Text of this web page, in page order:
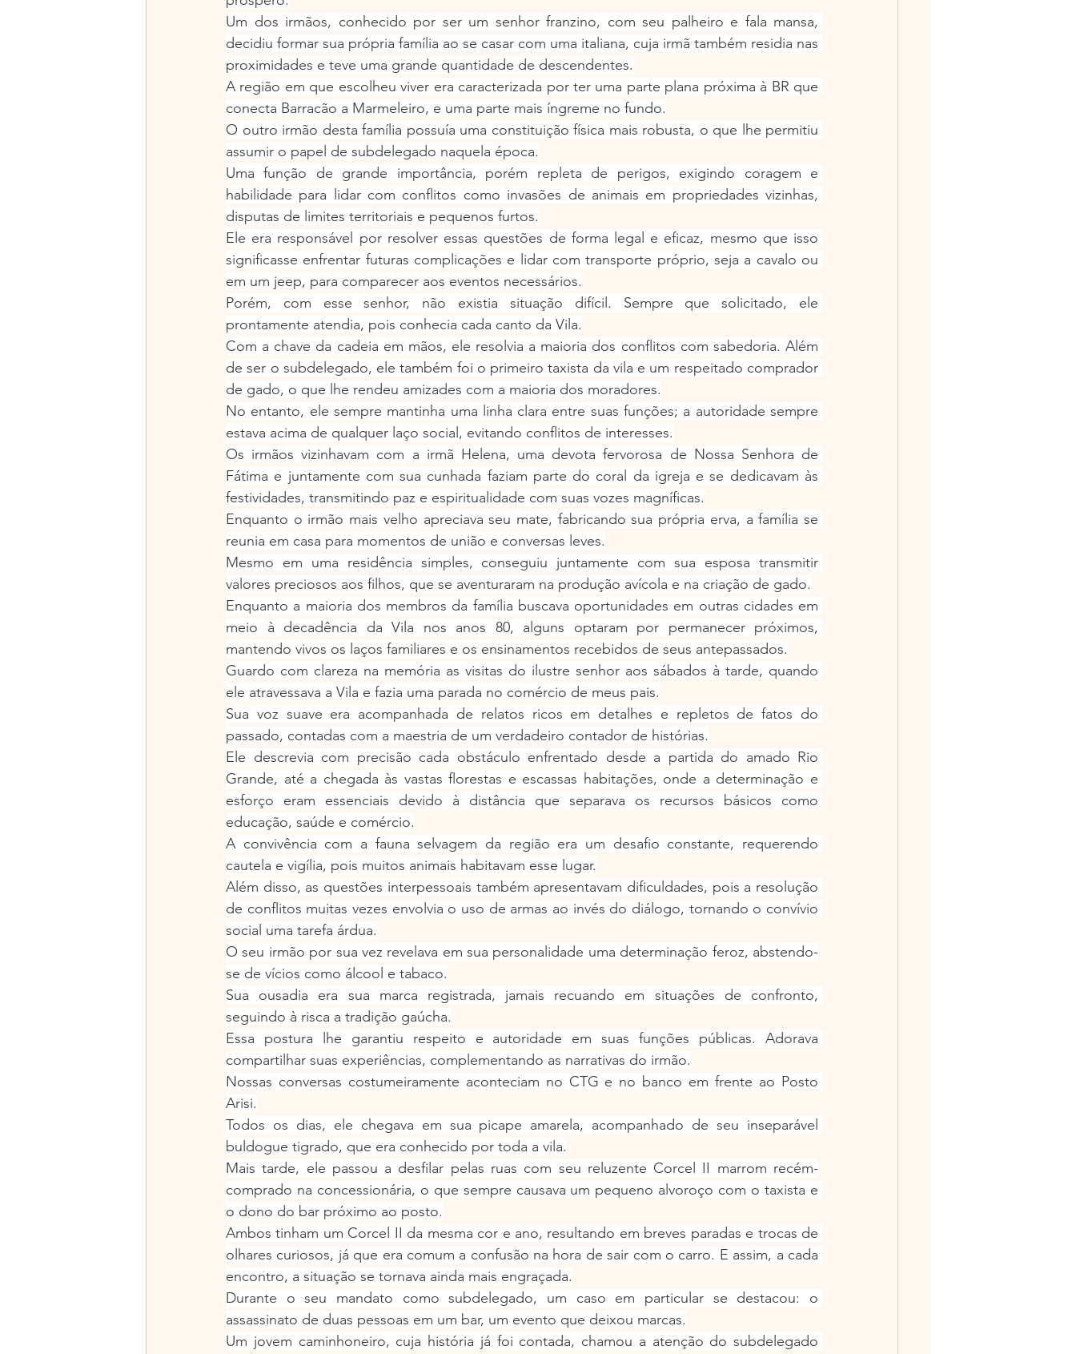
Um dos irmãos, conhecido por ser um senhor franzino, com seu palheiro e fala mansa,
decidiu formar sua própria família ao se casar com uma italiana, cuja irmã também residia nas
proximidades e teve uma grande quantidade de descendentes.
A região em que escolheu viver era caracterizada por ter uma parte plana próxima à BR que
conecta Barracão a Marmeleiro, e uma parte mais íngreme no fundo.
O outro irmão desta família possuía uma constituição física mais robusta, o que lhe permitiu
assumir o papel de subdelegado naquela época.
Uma função de grande importância, porém repleta de perigos, exigindo coragem e
habilidade para lidar com conflitos como invasões de animais em propriedades vizinhas,
disputas de limites territoriais e pequenos furtos.
Ele era responsável por resolver essas questões de forma legal e eficaz, mesmo que isso
significasse enfrentar futuras complicações e lidar com transporte próprio, seja a cavalo ou
em um jeep, para comparecer aos eventos necessários.
Porém, com esse senhor, não existia situação difícil. Sempre que solicitado, ele
prontamente atendia, pois conhecia cada canto da Vila.
Com a chave da cadeia em mãos, ele resolvia a maioria dos conflitos com sabedoria. Além
de ser o subdelegado, ele também foi o primeiro taxista da vila e um respeitado comprador
de gado, o que lhe rendeu amizades com a maioria dos moradores.
No entanto, ele sempre mantinha uma linha clara entre suas funções; a autoridade sempre
estava acima de qualquer laço social, evitando conflitos de interesses.
Os irmãos vizinhavam com a irmã Helena, uma devota fervorosa de Nossa Senhora de
Fátima e juntamente com sua cunhada faziam parte do coral da igreja e se dedicavam às
festividades, transmitindo paz e espiritualidade com suas vozes magníficas.
Enquanto o irmão mais velho apreciava seu mate, fabricando sua própria erva, a família se
reunia em casa para momentos de união e conversas leves.
Mesmo em uma residência simples, conseguiu juntamente com sua esposa transmitir
valores preciosos aos filhos, que se aventuraram na produção avícola e na criação de gado.
Enquanto a maioria dos membros da família buscava oportunidades em outras cidades em
meio à decadência da Vila nos anos 80, alguns optaram por permanecer próximos,
mantendo vivos os laços familiares e os ensinamentos recebidos de seus antepassados.
Guardo com clareza na memória as visitas do ilustre senhor aos sábados à tarde, quando
ele atravessava a Vila e fazia uma parada no comércio de meus pais.
Sua voz suave era acompanhada de relatos ricos em detalhes e repletos de fatos do
passado, contadas com a maestria de um verdadeiro contador de histórias.
Ele descrevia com precisão cada obstáculo enfrentado desde a partida do amado Rio
Grande, até a chegada às vastas florestas e escassas habitações, onde a determinação e
esforço eram essenciais devido à distância que separava os recursos básicos como
educação, saúde e comércio.
A convivência com a fauna selvagem da região era um desafio constante, requerendo
cautela e vigília, pois muitos animais habitavam esse lugar.
Além disso, as questões interpessoais também apresentavam dificuldades, pois a resolução
de conflitos muitas vezes envolvia o uso de armas ao invés do diálogo, tornando o convívio
social uma tarefa árdua.
O seu irmão por sua vez revelava em sua personalidade uma determinação feroz, abstendo-
se de vícios como álcool e tabaco.
Sua ousadia era sua marca registrada, jamais recuando em situações de confronto,
seguindo à risca a tradição gaúcha.
Essa postura lhe garantiu respeito e autoridade em suas funções públicas. Adorava
compartilhar suas experiências, complementando as narrativas do irmão.
Nossas conversas costumeiramente aconteciam no CTG e no banco em frente ao Posto
Arisi.
Todos os dias, ele chegava em sua picape amarela, acompanhado de seu inseparável
buldogue tigrado, que era conhecido por toda a vila.
Mais tarde, ele passou a desfilar pelas ruas com seu reluzente Corcel II marrom recém-
comprado na concessionária, o que sempre causava um pequeno alvoroço com o taxista e
o dono do bar próximo ao posto.
Ambos tinham um Corcel II da mesma cor e ano, resultando em breves paradas e trocas de
olhares curiosos, já que era comum a confusão na hora de sair com o carro. E assim, a cada
encontro, a situação se tornava ainda mais engraçada.
Durante o seu mandato como subdelegado, um caso em particular se destacou: o
assassinato de duas pessoas em um bar, um evento que deixou marcas.
Um jovem caminhoneiro, cuja história já foi contada, chamou a atenção do subdelegado